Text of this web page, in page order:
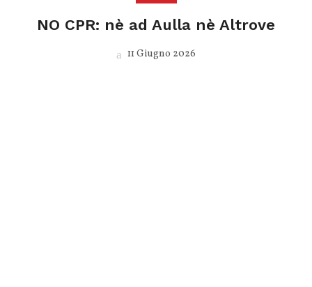
NO CPR: nè ad Aulla nè Altrove
11 Giugno 2026